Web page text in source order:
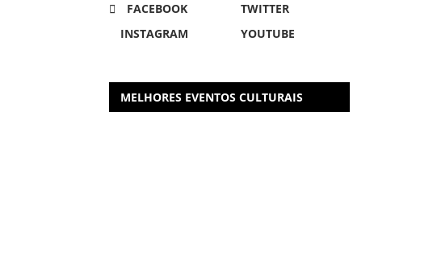
FACEBOOK
TWITTER
INSTAGRAM
YOUTUBE
MELHORES EVENTOS CULTURAIS